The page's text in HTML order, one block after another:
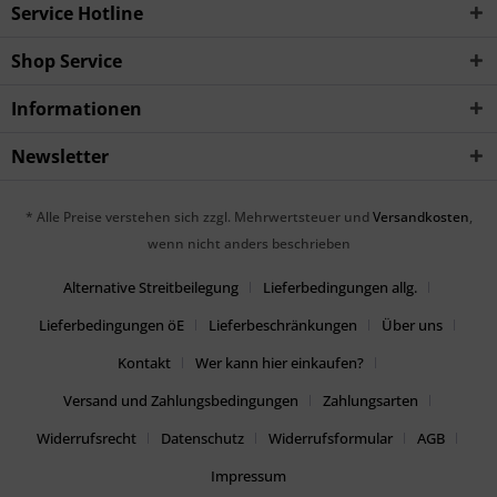
Service Hotline
Shop Service
Informationen
Newsletter
* Alle Preise verstehen sich zzgl. Mehrwertsteuer und Versandkosten,
wenn nicht anders beschrieben
Alternative Streitbeilegung
Lieferbedingungen allg.
Lieferbedingungen öE
Lieferbeschränkungen
Über uns
Kontakt
Wer kann hier einkaufen?
Versand und Zahlungsbedingungen
Zahlungsarten
Widerrufsrecht
Datenschutz Widerrufsformular
AGB
Impressum